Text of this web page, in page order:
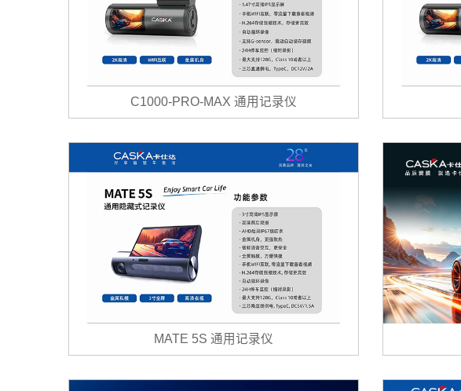
C1000-PRO-MAX 通用记录仪
MATE 5S 通用记录仪